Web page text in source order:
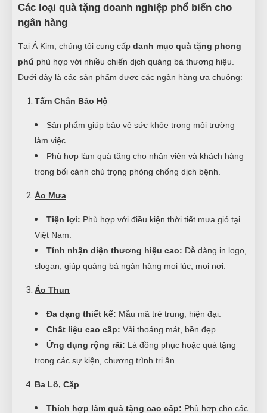
Các loại quà tặng doanh nghiệp phổ biến cho
ngân hàng
Tại Á Kim, chúng tôi cung cấp danh mục quà tặng phong
phú phù hợp với nhiều chiến dịch quảng bá thương hiệu.
Dưới đây là các sản phẩm được các ngân hàng ưa chuộng:
Tấm Chắn Bảo Hộ
Sản phẩm giúp bảo vệ sức khỏe trong môi trường
làm việc.
Phù hợp làm quà tặng cho nhân viên và khách hàng
trong bối cảnh chú trọng phòng chống dịch bệnh.
Áo Mưa
Tiện lợi: Phù hợp với điều kiện thời tiết mưa gió tại
Việt Nam.
Tính nhận diện thương hiệu cao: Dễ dàng in logo,
slogan, giúp quảng bá ngân hàng mọi lúc, mọi nơi.
Áo Thun
Đa dạng thiết kế: Mẫu mã trẻ trung, hiện đại.
Chất liệu cao cấp: Vải thoáng mát, bền đẹp.
Ứng dụng rộng rãi: Là đồng phục hoặc quà tặng
trong các sự kiện, chương trình tri ân.
Ba Lô, Cặp
Thích hợp làm quà tặng cao cấp: Phù hợp cho các